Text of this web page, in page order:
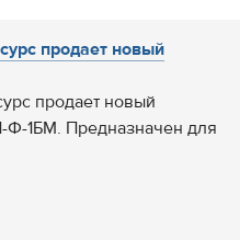
продает новый
продает новый
Ф-1БМ. Предназначен для